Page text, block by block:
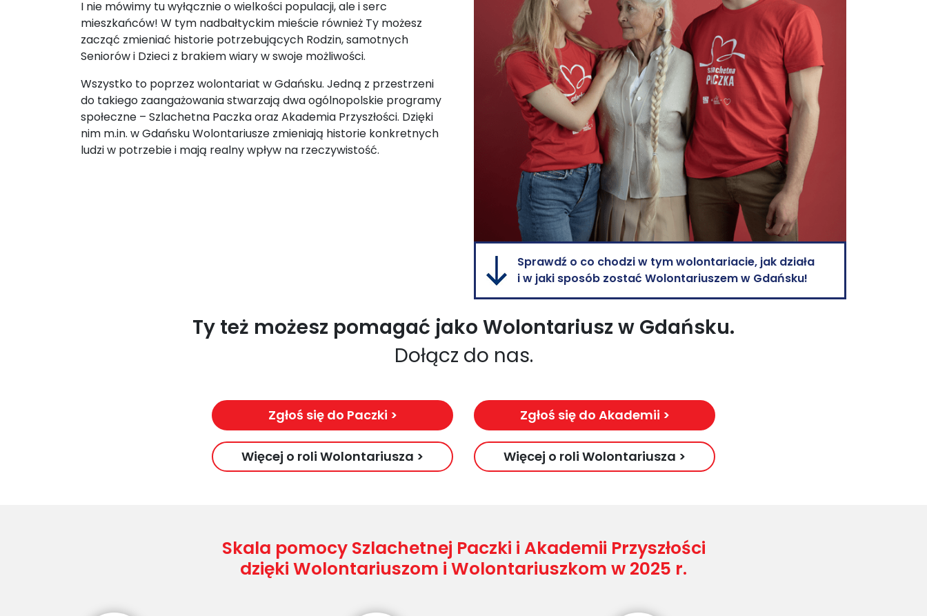
I nie mówimy tu wyłącznie o wielkości populacji, ale i serc
mieszkańców! W tym nadbałtyckim mieście również Ty możesz
zacząć zmieniać historie potrzebujących Rodzin, samotnych
Seniorów i Dzieci z brakiem wiary w swoje możliwości.
Wszystko to poprzez wolontariat w Gdańsku. Jedną z przestrzeni
do takiego zaangażowania stwarzają dwa ogólnopolskie programy
społeczne – Szlachetna Paczka oraz Akademia Przyszłości. Dzięki
nim m.in. w Gdańsku Wolontariusze zmieniają historie konkretnych
ludzi w potrzebie i mają realny wpływ na rzeczywistość.
Sprawdź o co chodzi w tym wolontariacie, jak działa
i w jaki sposób zostać Wolontariuszem w Gdańsku!
Ty też możesz pomagać jako Wolontariusz w Gdańsku.
Dołącz do nas.
Zgłoś się do Paczki >
Więcej o roli Wolontariusza >
Zgłoś się do Akademii >
Więcej o roli Wolontariusza >
Skala pomocy Szlachetnej Paczki i Akademii Przyszłości
dzięki Wolontariuszom i Wolontariuszkom w 2025 r.